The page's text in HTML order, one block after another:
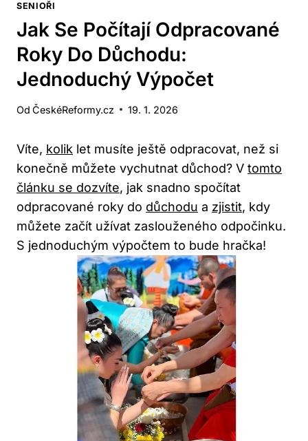
SENIOŘI
Jak Se Počítají Odpracované
Roky Do Důchodu:
Jednoduchý Výpočet
Od ČeskéReformy.cz 19. 1. 2026
Víte, kolik let musíte ještě odpracovat, než si
konečně můžete vychutnat důchod? V tomto
článku se dozvíte, jak snadno spočítat
odpracované roky do důchodu a zjistit, kdy
můžete začít užívat zaslouženého odpočinku.
S jednoduchým výpočtem to bude hračka!